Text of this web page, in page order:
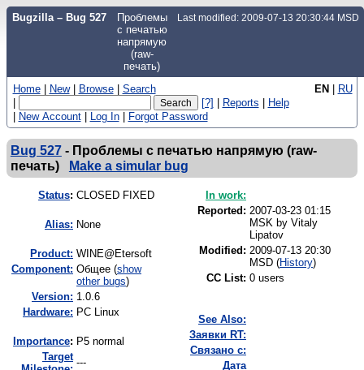
Bugzilla – Bug 527
Проблемы
с печатью
напрямую
(raw-
печать)
Last modified: 2009-07-13 20:30:44 MSD
EN | RU
Home | New | Browse | Search
|
[?] | Reports | Help
| New Account | Log In | Forgot Password
Bug 527 - Проблемы с печатью напрямую (raw-
печать)
Make a simular bug
Status: CLOSED FIXED
Alias: None
Product: WINE@Etersoft
Component: Общее (show
other bugs)
Version: 1.0.6
Hardware: PC Linux
mportance: P5 normal
Target ---
In work:
Reported: 2007-03-23 01:15
MSK by Vitaly
Lipatov
Modified: 2009-07-13 20:30
MSD (History)
CC List: 0 users
See Also:
Заявки RT:
Связано с:
Дата